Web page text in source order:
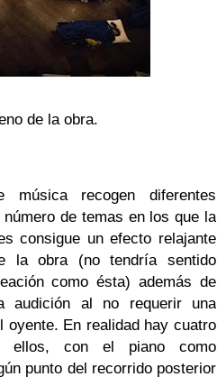
de la obra.
recogen diferentes
de temas en los que la
consigue un efecto relajante
la obra (no tendría sentido
como ésta) además de
audición al no requerir una
oyente. En realidad hay cuatro
ellos, con el piano como
punto del recorrido posterior